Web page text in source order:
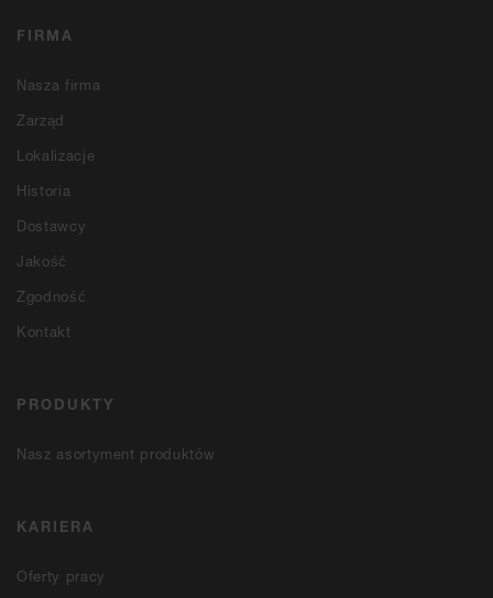
FIRMA
Nasza firma
Zarząd
Lokalizacje
Historia
Dostawcy
Jakość
Zgodność
Kontakt
PRODUKTY
Nasz asortyment produktów
KARIERA
Oferty pracy